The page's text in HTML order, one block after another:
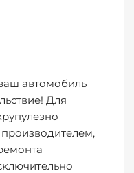
автомобиль
Для